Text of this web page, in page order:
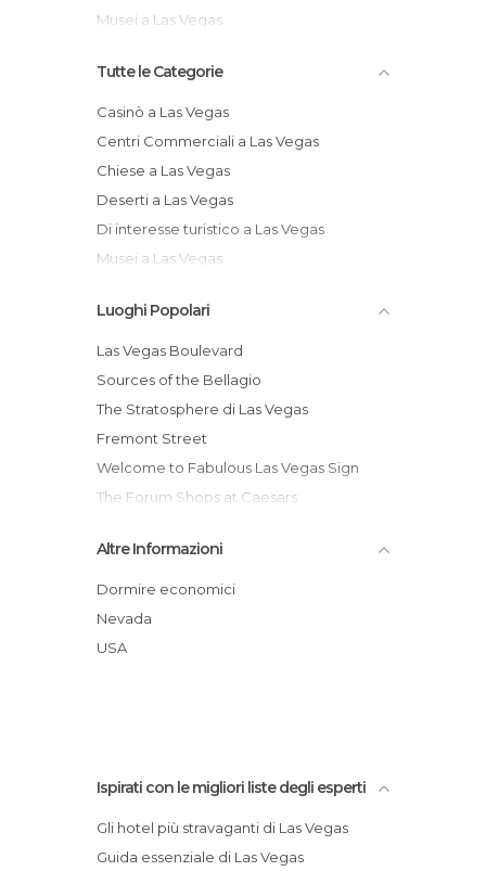
Musei a Las Vegas
Tutte le Categorie
Casinò a Las Vegas
Centri Commerciali a Las Vegas
Chiese a Las Vegas
Deserti a Las Vegas
Di interesse turistico a Las Vegas
Musei a Las Vegas
Parchi di Divertimento a Las Vegas
Pub a Las Vegas
Riserve Naturali a Las Vegas
Spettacoli a Las Vegas
Vie a Las Vegas
Luoghi Popolari
Las Vegas Boulevard
Sources of the Bellagio
The Stratosphere di Las Vegas
Fremont Street
Welcome to Fabulous Las Vegas Sign
The Forum Shops at Caesars
Il casinò Golden Nugget di Las Vegas
Deserto di Las Vegas
Spettacolo del vulcano al Mirage
Casino at the Venetian
Altre Informazioni
Dormire economici
Nevada
USA
Ispirati con le migliori liste degli esperti
Gli hotel più stravaganti di Las Vegas
Guida essenziale di Las Vegas